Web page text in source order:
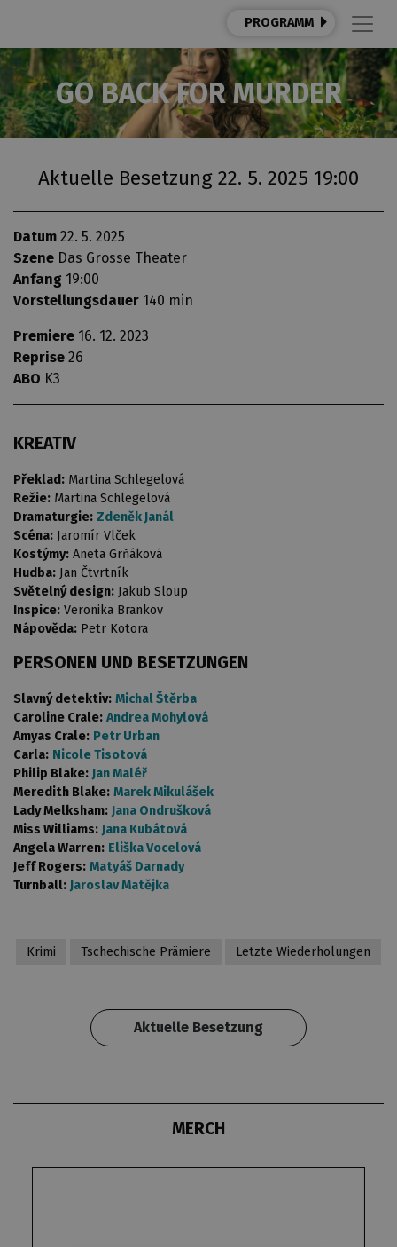
PROGRAMM
GO BACK FOR MURDER
Aktuelle Besetzung 22. 5. 2025 19:00
Datum 22. 5. 2025
Szene Das Grosse Theater
Anfang 19:00
Vorstellungsdauer 140 min
Premiere 16. 12. 2023
Reprise 26
ABO K3
KREATIV
Překlad: Martina Schlegelová
Režie: Martina Schlegelová
Dramaturgie: Zdeněk Janál
Scéna: Jaromír Vlček
Kostýmy: Aneta Grňáková
Hudba: Jan Čtvrtník
Světelný design: Jakub Sloup
Inspice: Veronika Brankov
Nápověda: Petr Kotora
PERSONEN UND BESETZUNGEN
Slavný detektiv: Michal Štěrba
Caroline Crale: Andrea Mohylová
Amyas Crale: Petr Urban
Carla: Nicole Tisotová
Philip Blake: Jan Maléř
Meredith Blake: Marek Mikulášek
Lady Melksham: Jana Ondrušková
Miss Williams: Jana Kubátová
Angela Warren: Eliška Vocelová
Jeff Rogers: Matyáš Darnady
Turnball: Jaroslav Matějka
Krimi Tschechische Prämiere Letzte Wiederholungen
Aktuelle Besetzung
MERCH